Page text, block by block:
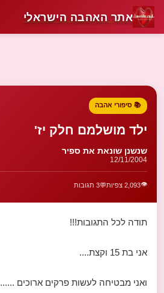
אתר האהבה הישראלי
📚 סיפורי אהבה
ילד מושלמם חלק יז'
שנשנן שונאת את ספיר
12/11/2004
👁️2,093 צפיות 💬3 תגובות
תודה לכל התגובות!!!
אני בת 15 וקצת....
ואני מבטיחה לעשות פרקים ארוכים ......